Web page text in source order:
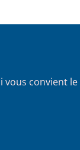
convient